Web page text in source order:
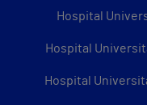
Hospital
Hospital
Hospital